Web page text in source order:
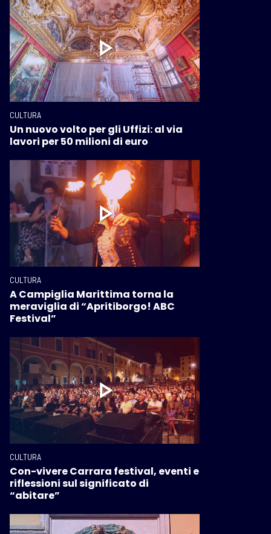
CULTURA
Un nuovo volto per gli Uffizi: al via
lavori per 50 milioni di euro
CULTURA
A Campiglia Marittima torna la
meraviglia di “Apritiborgo! ABC
Festival”
CULTURA
Con-vivere Carrara festival, eventi e
riflessioni sul significato di
“abitare”